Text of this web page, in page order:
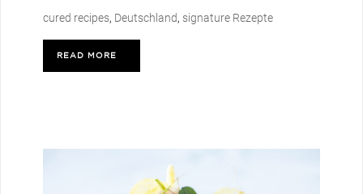
cured recipes, Deutschland, signature Rezepte
READ MORE